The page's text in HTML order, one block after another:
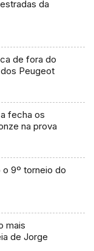
da
de fora do
Peugeot
fecha os
na prova
o 9º torneio do
mais
de Jorge